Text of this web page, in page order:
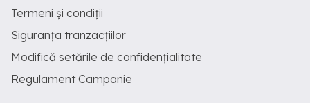
Termeni și condiții
Siguranța tranzacțiilor
Modifică setările de confidențialitate
Regulament Campanie